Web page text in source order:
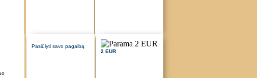
Pasiūlyti savo pagalbą
2 EUR